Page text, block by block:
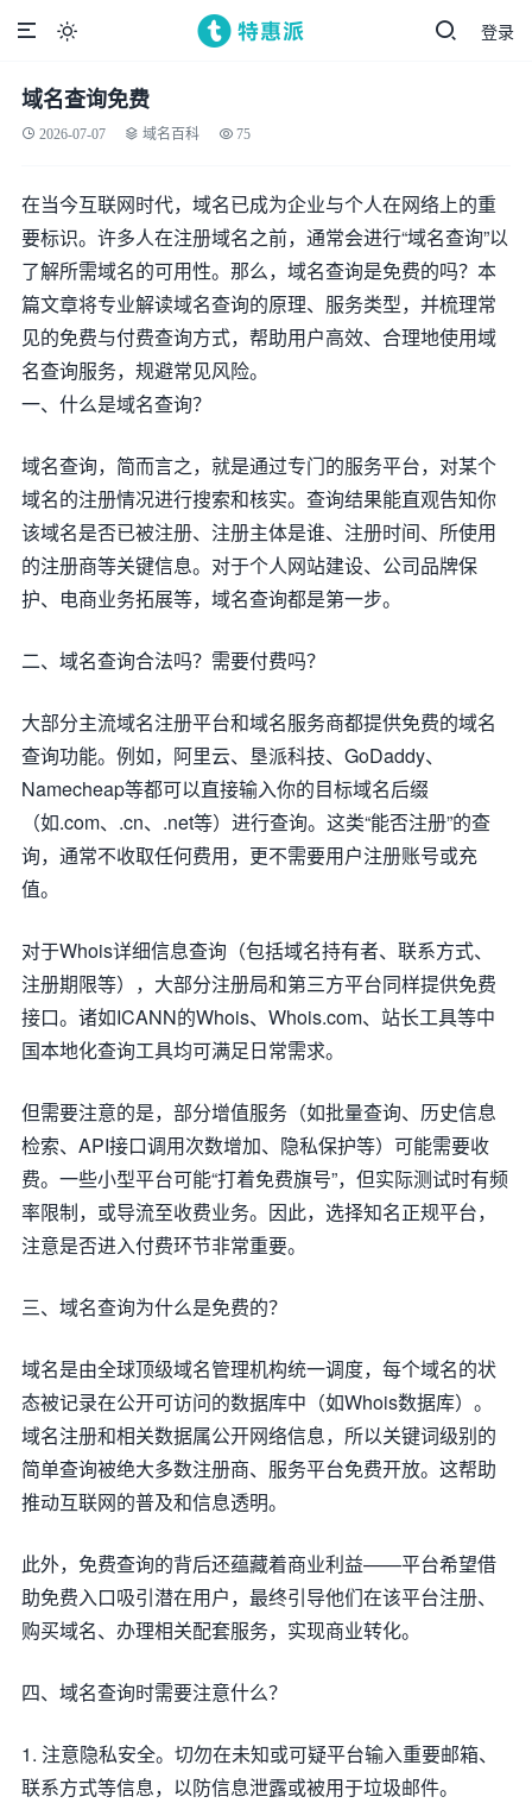
登录

域名查询免费
2026-07-07 域名百科 75
在当今互联网时代，域名已成为企业与个人在网络上的重
要标识。许多人在注册域名之前，通常会进行“域名查询”以
了解所需域名的可用性。那么，域名查询是免费的吗？本
篇文章将专业解读域名查询的原理、服务类型，并梳理常
见的免费与付费查询方式，帮助用户高效、合理地使用域
名查询服务，规避常见风险。
一、什么是域名查询？
域名查询，简而言之，就是通过专门的服务平台，对某个
域名的注册情况进行搜索和核实。查询结果能直观告知你
该域名是否已被注册、注册主体是谁、注册时间、所使用
的注册商等关键信息。对于个人网站建设、公司品牌保
护、电商业务拓展等，域名查询都是第一步。
二、域名查询合法吗？需要付费吗？
大部分主流域名注册平台和域名服务商都提供免费的域名
查询功能。例如，阿里云、垦派科技、GoDaddy、
Namecheap等都可以直接输入你的目标域名后缀
（如.com、.cn、.net等）进行查询。这类“能否注册”的查
询，通常不收取任何费用，更不需要用户注册账号或充
值。
对于Whois详细信息查询（包括域名持有者、联系方式、
注册期限等），大部分注册局和第三方平台同样提供免费
接口。诸如ICANN的Whois、Whois.com、站长工具等中
国本地化查询工具均可满足日常需求。
但需要注意的是，部分增值服务（如批量查询、历史信息
检索、API接口调用次数增加、隐私保护等）可能需要收
费。一些小型平台可能“打着免费旗号”，但实际测试时有频
率限制，或导流至收费业务。因此，选择知名正规平台，
注意是否进入付费环节非常重要。
三、域名查询为什么是免费的？
域名是由全球顶级域名管理机构统一调度，每个域名的状
态被记录在公开可访问的数据库中（如Whois数据库）。
域名注册和相关数据属公开网络信息，所以关键词级别的
简单查询被绝大多数注册商、服务平台免费开放。这帮助
推动互联网的普及和信息透明。
此外，免费查询的背后还蕴藏着商业利益——平台希望借
助免费入口吸引潜在用户，最终引导他们在该平台注册、
购买域名、办理相关配套服务，实现商业转化。
四、域名查询时需要注意什么？
1. 注意隐私安全。切勿在未知或可疑平台输入重要邮箱、
联系方式等信息，以防信息泄露或被用于垃圾邮件。